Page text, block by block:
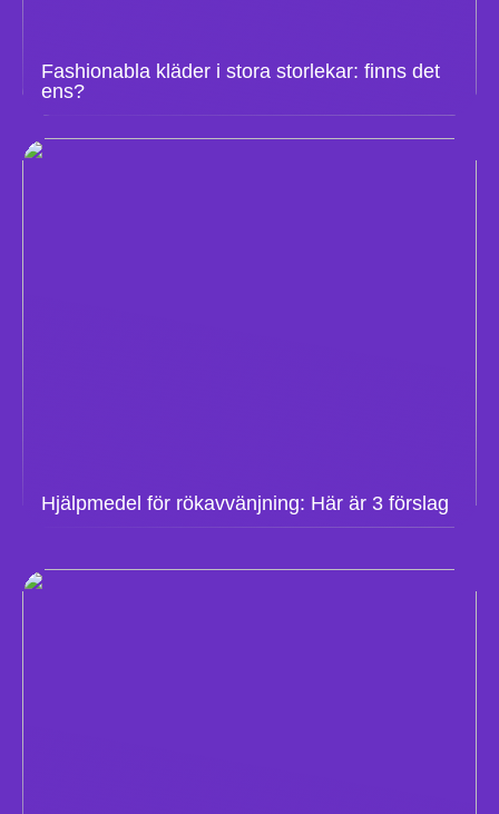
Fashionabla kläder i stora storlekar: finns det
ens?
Hjälpmedel för rökavvänjning: Här är 3 förslag